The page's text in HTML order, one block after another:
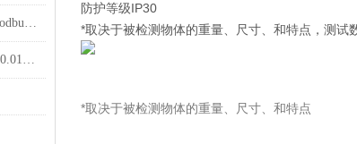
100KG 10g称重模块可串联支持Modbus协议
普利赛斯ES1200C电子天平1200g 0.01g技术参数
防护等级IP30
*取决于被检测物体的重量、尺寸、和特点，测试
*取决于被检测物体的重量、尺寸、和特点